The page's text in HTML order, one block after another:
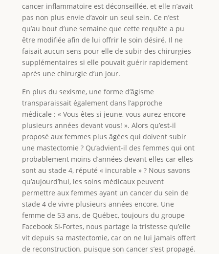
cancer inflammatoire est déconseillée, et elle n’avait
pas non plus envie d’avoir un seul sein. Ce n’est
qu’au bout d’une semaine que cette requête a pu
être modifiée afin de lui offrir le soin désiré. Il ne
faisait aucun sens pour elle de subir des chirurgies
supplémentaires si elle pouvait guérir rapidement
après une chirurgie d’un jour.
En plus du sexisme, une forme d’âgisme
transparaissait également dans l’approche
médicale : « Vous êtes si jeune, vous aurez encore
plusieurs années devant vous! ». Alors qu’est-il
proposé aux femmes plus âgées qui doivent subir
une mastectomie ? Qu’advient-il des femmes qui ont
probablement moins d’années devant elles car elles
sont au stade 4, réputé « incurable » ? Nous savons
qu’aujourd’hui, les soins médicaux peuvent
permettre aux femmes ayant un cancer du sein de
stade 4 de vivre plusieurs années encore. Une
femme de 53 ans, de Québec, toujours du groupe
Facebook Si-Fortes, nous partage la tristesse qu’elle
vit depuis sa mastectomie, car on ne lui jamais offert
de reconstruction, puisque son cancer s’est propagé.